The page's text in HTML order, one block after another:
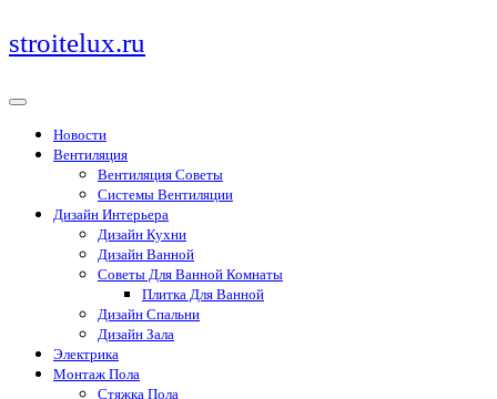
Перейти
к
stroitelux.ru
Новости
Вентиляция
Вентиляция Советы
Системы Вентиляции
Дизайн Интерьера
Дизайн Кухни
Дизайн Ванной
Советы Для Ванной Комнаты
Плитка Для Ванной
Дизайн Спальни
Дизайн Зала
Электрика
Монтаж Пола
Стяжка Пола